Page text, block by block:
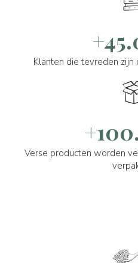
Klanten die tevreden zijn
Verse producten worden